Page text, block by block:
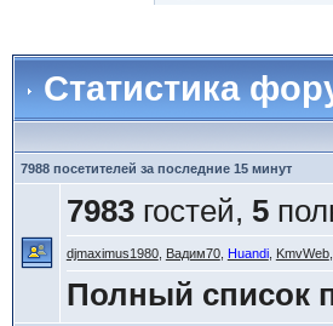
Статистика
7988 посетителей за последние 15 минут
7983гостей, 5
djmaximus1980, Вадим70, Huandi, KmvWeb,
Полный список